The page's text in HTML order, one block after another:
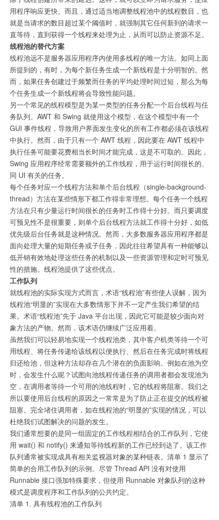
用程序响应更快。而且，通过适当地调整线程池中的线程数目，也
就是当请求的数目超过某个阈值时，就强制其它任何新到的请求一
直等待，直到获得一个线程来处理为止，从而可以防止资源不足。
线程池的替代方案
线程池远不是服务器应用程序内使用多线程的唯一方法。如同上面
所提到的，有时，为每个新任务生成一个新线程是十分明智的。然
而，如果任务创建过于频繁而任务的平均处理时间过短，那么为每
个任务生成一个新线程将会导致性能问题。
另一个常见的线程模型是为某一类型的任务分配一个后台线程与任
务队列。AWT 和 Swing 就使用这个模型，在这个模型中有一个
GUI 事件线程，导致用户界面发生变化的所有工作都必须在该线程
中执行。然而，由于只有一个 AWT 线程，因此要在 AWT 线程中
执行任务可能要花费相当长时间才能完成，这是不可取的。因此，
Swing 应用程序经常需要额外的工作线程，用于运行时间很长的、
同 UI 有关的任务。
每个任务对应一个线程方法和单个后台线程（single-background-
thread）方法在某些情形下都工作得非常理想。每个任务一个线程
方法在只有少量运行时间很长的任务时工作得十分好。而只要调度
可预见性不是很重要，则单个后台线程方法就工作得十分好，如低
优先级后台任务就是这种情况。然而，大多数服务器应用程序都是
面向处理大量的短期任务或子任务，因此往往希望具有一种能够以
低开销有效地处理这些任务的机制以及一些资源管理和定时可预见
性的措施。线程池提供了这些优点。
工作队列
就线程池的实际实现方式而言，术语“线程池”有些使人误解，因为
线程池“明显的”实现在大多数情形下并不一定产生我们希望的结
果。术语“线程池”先于 Java 平台出现，因此它可能是较少面向对
象方法的产物。然而，该术语仍继续广泛应用着。
虽然我们可以轻易地实现一个线程池类，其中客户机类等待一个可
用线程、将任务传递给该线程以便执行、然后在任务完成时将线程
归还给池，但这种方法却存在几个潜在的负面影响。例如在池为空
时，会发生什么呢？试图向池线程传递任务的调用者都会发现池为
空，在调用者等待一个可用的池线程时，它的线程将阻塞。我们之
所以要使用后台线程的原因之一常常是为了防止正在提交的线程被
阻塞。完全堵住调用者，如在线程池的“明显的”实现的情况，可以
杜绝我们试图解决的问题的发生。
我们通常想要的是同一组固定的工作线程相结合的工作队列，它使
用 wait() 和 notify() 来通知等待线程新的工作已经到达了。该工作
队列通常被实现成具有相关监视器对象的某种链表。清单 1 显示了
简单的合用工作队列的示例。尽管 Thread API 没有对使用
Runnable 接口强加特殊要求，但使用 Runnable 对象队列的这种
模式是调度程序和工作队列的公共约定。
清单 1. 具有线程池的工作队列